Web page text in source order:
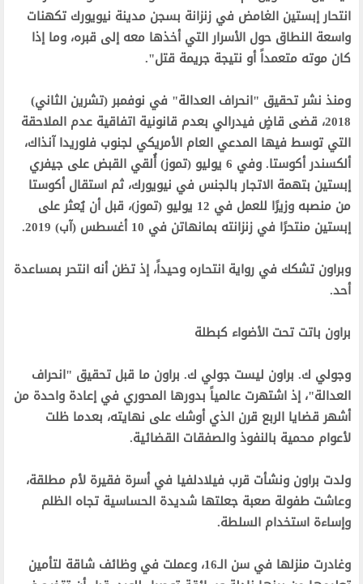
انتحار إبستين الغامض في زنزانة بسجن مدينة نيويورك تكهنات
واسعة النطاق حول الأسرار التي أخذها معه إلى قبره، وما إذا
كان موته متعمداً أو نتيجة جريمة قتل".‬
‫ومنذ نشر تحقيق "انحراف العدالة" في نوفمبر (تشرين الثاني)
2018، قضى قاضٍ فيدرالي بعدم قانونية اتفاقية عدم الملاحقة
التي توسط فيها المدعي العام الأمريكي لجنوب فلوريدا آنذاك،
ألكسندر أكوستا. وفي 6 يوليو (تموز) أُلقي القبض على جيفري
إبستين بتهمة الاتجار بالجنس في نيويورك، ثم استقال أكوستا
من منصبه وزيرًا للعمل في 12 يوليو (تموز)، قبل أن يُعثر على
إبستين منتحرًا في زنزانته بمانهاتن في 10 أغسطس (آب) 2019.‬
‫وبراون تشكك في رواية انتحاره وحيداً، إذ تظن أنه انتحر بمساعدة
أحد.‬
‫براون باتت تحت الأضواء كبطلة‬
‫وجولي ك. براون ليست جولي ك. براون ما قبل تحقيق "انحراف
العدالة"، إذ اشتهرت عالمياً بدورها المحوري في إعادة واحدة من
أشهر قضايا الربع قرن الذي أوشك على نهايته، بعدما ظلت
لأعوام محمية بالنفوذ والصفقات القضائية.‬
‫ولدت براون ونشأت قرب فيلادلفيا في أسرة فقيرة لأم مطلقة،
وعاشت طفولة صعبة جعلتها شديدة الحساسية تجاه الظلم
وإساءة استخدام السلطة.‬
‫وغادرت منزلها في سن الـ16، وعملت في وظائف شاقة لتأمين